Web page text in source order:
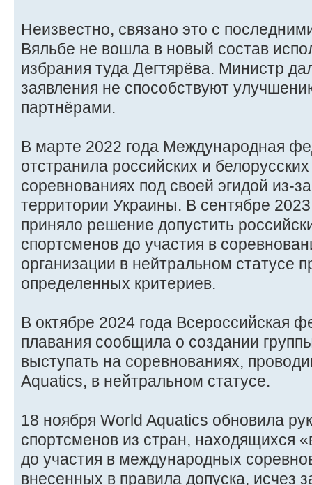
Неизвестно, связано это с
Вяльбе не вошла в новый состав
избрания туда Дегтярёва. Министр
заявления не способствуют
партнёрами.
В марте 2022 года Международная
отстранила российских и
соревнованиях под своей эгидой из-
территории Украины. В сентябре
приняло решение допустить
спортсменов до участия в
организации в нейтральном статусе
определенных критериев.
В октябре 2024 года Всероссийская
плавания сообщила о создании
выступать на соревнованиях,
Aquatics, в нейтральном статусе.
18 ноября World Aquatics обновила
спортсменов из стран, находящихся
до участия в международных
внесенных в правила допуска, исчез